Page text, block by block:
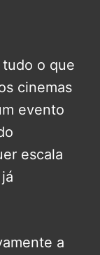
o que
cinemas
evento
escala
a